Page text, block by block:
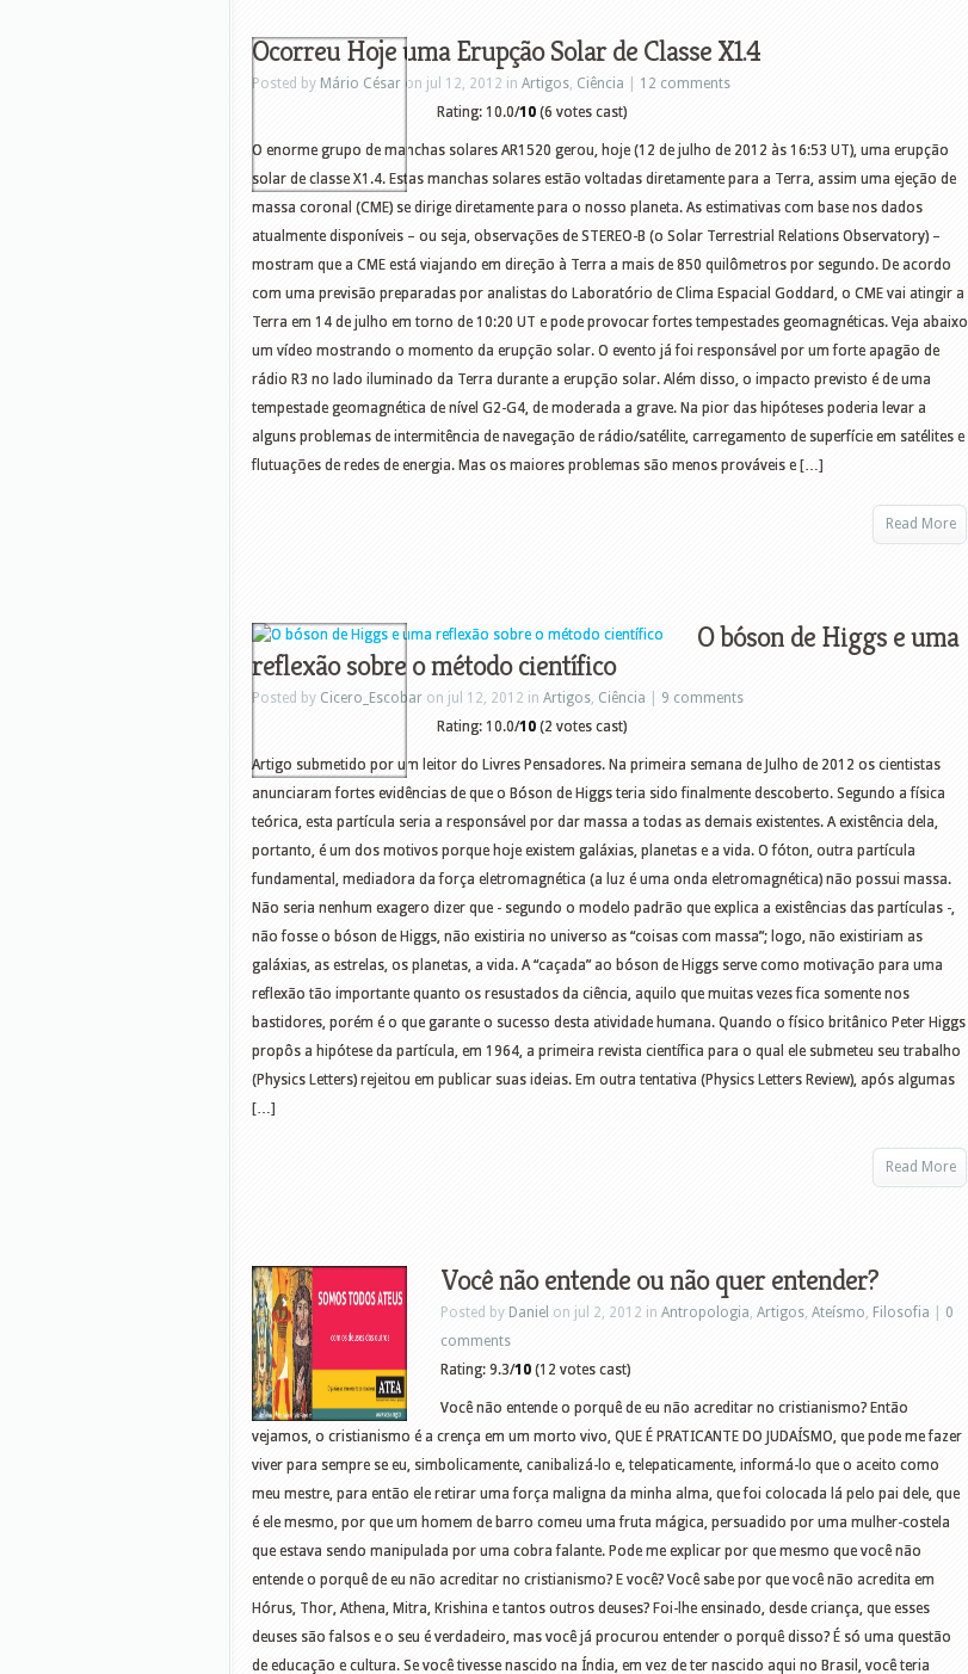
Ocorreu Hoje uma Erupção Solar de Classe X1.4
Posted by Mário César on jul 12, 2012 in Artigos, Ciência
12 comments
Rating: 10.0/10 (6 votes cast)
O enorme grupo de manchas solares AR1520 gerou, hoje (12 de julho de 2012 às 16:53 UT), uma erupção
solar de classe X1.4. Estas manchas solares estão voltadas diretamente para a Terra, assim uma ejeção de
massa coronal (CME) se dirige diretamente para o nosso planeta. As estimativas com base nos dados
atualmente disponíveis – ou seja, observações de STEREO-B (o Solar Terrestrial Relations Observatory) –
mostram que a CME está viajando em direção à Terra a mais de 850 quilômetros por segundo. De acordo
com uma previsão preparadas por analistas do Laboratório de Clima Espacial Goddard, o CME vai atingir a
Terra em 14 de julho em torno de 10:20 UT e pode provocar fortes tempestades geomagnéticas. Veja abaixo
um vídeo mostrando o momento da erupção solar. O evento já foi responsável por um forte apagão de
rádio R3 no lado iluminado da Terra durante a erupção solar. Além disso, o impacto previsto é de uma
tempestade geomagnética de nível G2-G4, de moderada a grave. Na pior das hipóteses poderia levar a
alguns problemas de intermitência de navegação de rádio/satélite, carregamento de superfície em satélites e
flutuações de redes de energia. Mas os maiores problemas são menos prováveis e […]
Read More
O bóson de Higgs e uma
reflexão sobre o método científico
Posted by Cicero_Escobar on jul 12, 2012 in Artigos, Ciência
9 comments
Rating: 10.0/10 (2 votes cast)
Artigo submetido por um leitor do Livres Pensadores. Na primeira semana de Julho de 2012 os cientistas
anunciaram fortes evidências de que o Bóson de Higgs teria sido finalmente descoberto. Segundo a física
teórica, esta partícula seria a responsável por dar massa a todas as demais existentes. A existência dela,
portanto, é um dos motivos porque hoje existem galáxias, planetas e a vida. O fóton, outra partícula
fundamental, mediadora da força eletromagnética (a luz é uma onda eletromagnética) não possui massa.
Não seria nenhum exagero dizer que - segundo o modelo padrão que explica a existências das partículas -,
não fosse o bóson de Higgs, não existiria no universo as “coisas com massa”; logo, não existiriam as
galáxias, as estrelas, os planetas, a vida. A “caçada” ao bóson de Higgs serve como motivação para uma
reflexão tão importante quanto os resustados da ciência, aquilo que muitas vezes fica somente nos
bastidores, porém é o que garante o sucesso desta atividade humana. Quando o físico britânico Peter Higgs
propôs a hipótese da partícula, em 1964, a primeira revista científica para o qual ele submeteu seu trabalho
(Physics Letters) rejeitou em publicar suas ideias. Em outra tentativa (Physics Letters Review), após algumas
[…]
Read More
Você não entende ou não quer entender?
Posted by Daniel on jul 2, 2012 in Antropologia, Artigos, Ateísmo, Filosofia
0
comments
Rating: 9.3/10 (12 votes cast)
Você não entende o porquê de eu não acreditar no cristianismo? Então
vejamos, o cristianismo é a crença em um morto vivo, QUE É PRATICANTE DO JUDAÍSMO, que pode me fazer
viver para sempre se eu, simbolicamente, canibalizá-lo e, telepaticamente, informá-lo que o aceito como
meu mestre, para então ele retirar uma força maligna da minha alma, que foi colocada lá pelo pai dele, que
é ele mesmo, por que um homem de barro comeu uma fruta mágica, persuadido por uma mulher-costela
que estava sendo manipulada por uma cobra falante. Pode me explicar por que mesmo que você não
entende o porquê de eu não acreditar no cristianismo? E você? Você sabe por que você não acredita em
Hórus, Thor, Athena, Mitra, Krishina e tantos outros deuses? Foi-lhe ensinado, desde criança, que esses
deuses são falsos e o seu é verdadeiro, mas você já procurou entender o porquê disso? É só uma questão
de educação e cultura. Se você tivesse nascido na Índia, em vez de ter nascido aqui no Brasil, você teria